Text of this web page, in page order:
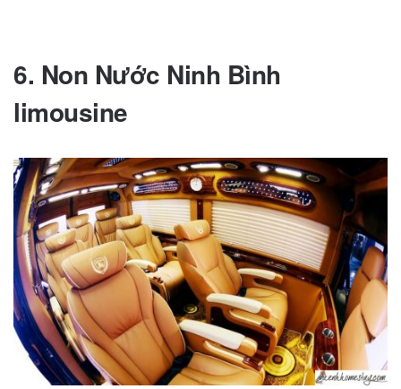
6. Non Nước Ninh Bình
limousine